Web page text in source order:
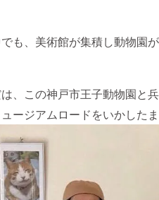
も、美術館が集積し動物園
、この神戸市王子動物園と
ージアムロードをいかした